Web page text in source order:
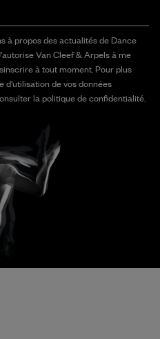
à propos des actualités de Dance
Van Cleef & Arpels à me
à tout moment. Pour plus
d'utilisation de vos données
la politique de confidentialité.